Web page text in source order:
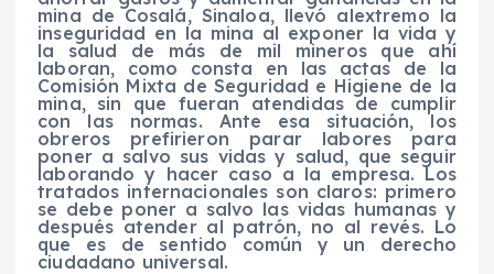
mina de Cosalá, Sinaloa, llevó alextremo la
inseguridad en la mina al exponer la vida y
la salud de más de mil mineros que ahí
laboran, como consta en las actas de la
Comisión Mixta de Seguridad e Higiene de la
mina, sin que fueran atendidas de cumplir
con lasnormas. Ante esa situación, los
obreros prefirieron parar labores para
poner a salvo sus vidas y salud, que seguir
laborando y hacer caso a la empresa.Los
tratados internacionales son claros: primero
se debe poner a salvo las vidas humanas y
despuésatender al patrón, no al revés. Lo
que es de sentido común y un derecho
ciudadano universal.